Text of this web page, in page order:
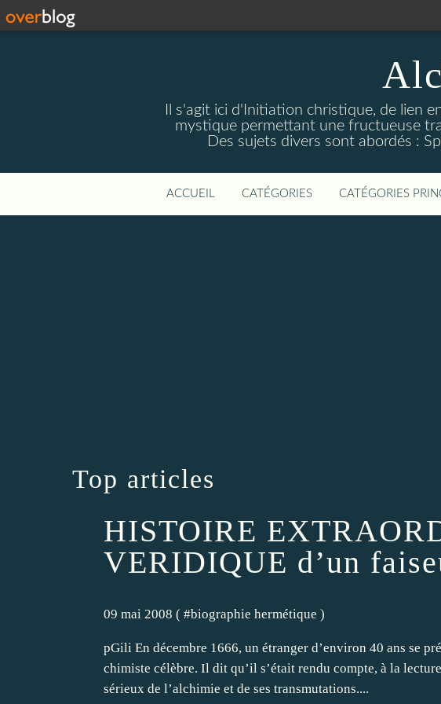
Il s'agit ici d'Initiation christique, de lien
mystique permettant une fructueuse
Des sujets divers sont abordés :
ACCUEIL CATÉGORIES CATÉGORIES
Top articles
HISTOIRE
VERIDIQUE d’un
09 mai 2008 ( #biographie hermétique )
pGili En décembre 1666, un étranger d’environ 40 ans se
chimiste célèbre. Il dit qu’il s’était rendu compte, à la
sérieux de l’alchimie et de ses transmutations....